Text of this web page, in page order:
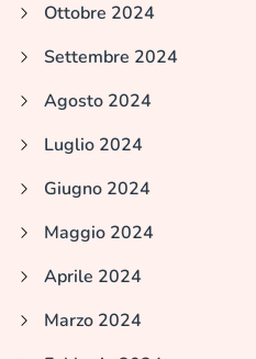
Ottobre 2024
Settembre 2024
Agosto 2024
Luglio 2024
Giugno 2024
Maggio 2024
Aprile 2024
Marzo 2024